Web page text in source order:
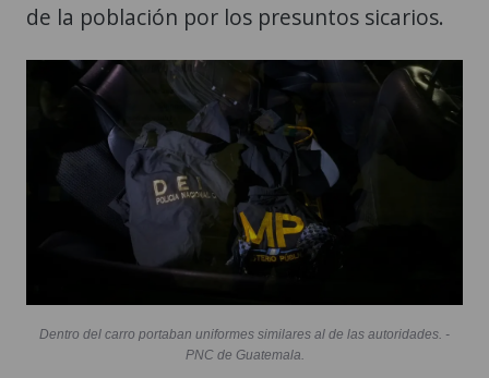
de la población por los presuntos sicarios.
Dentro del carro portaban uniformes similares al de las autoridades. -
PNC de Guatemala.